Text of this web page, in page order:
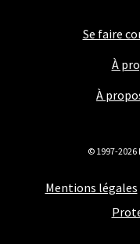
Se faire
À
À
Mentions légales
© 1997-2026